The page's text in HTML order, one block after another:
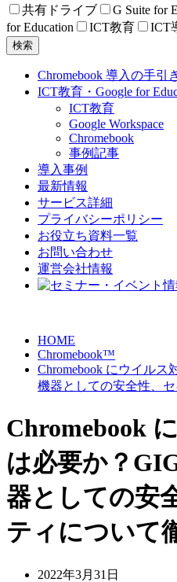
共有ドライブ
G Suite for
for Education
ICT教育 ICT
検索
Chromebook 導入の手引
ICT教育・Google for
ICT教育
Google Workspace
Chromebook
事例記事
導入事例
最新情報
サービス詳細
プライバシーポリシー
お役立ち資料一覧
お問い合わせ
運営会社情報
HOME
Chromebook™
Chromebook にウイル
機器としての安全性、
Chromebook
は必要か？
器としての安
ティについて
2022年3月31日